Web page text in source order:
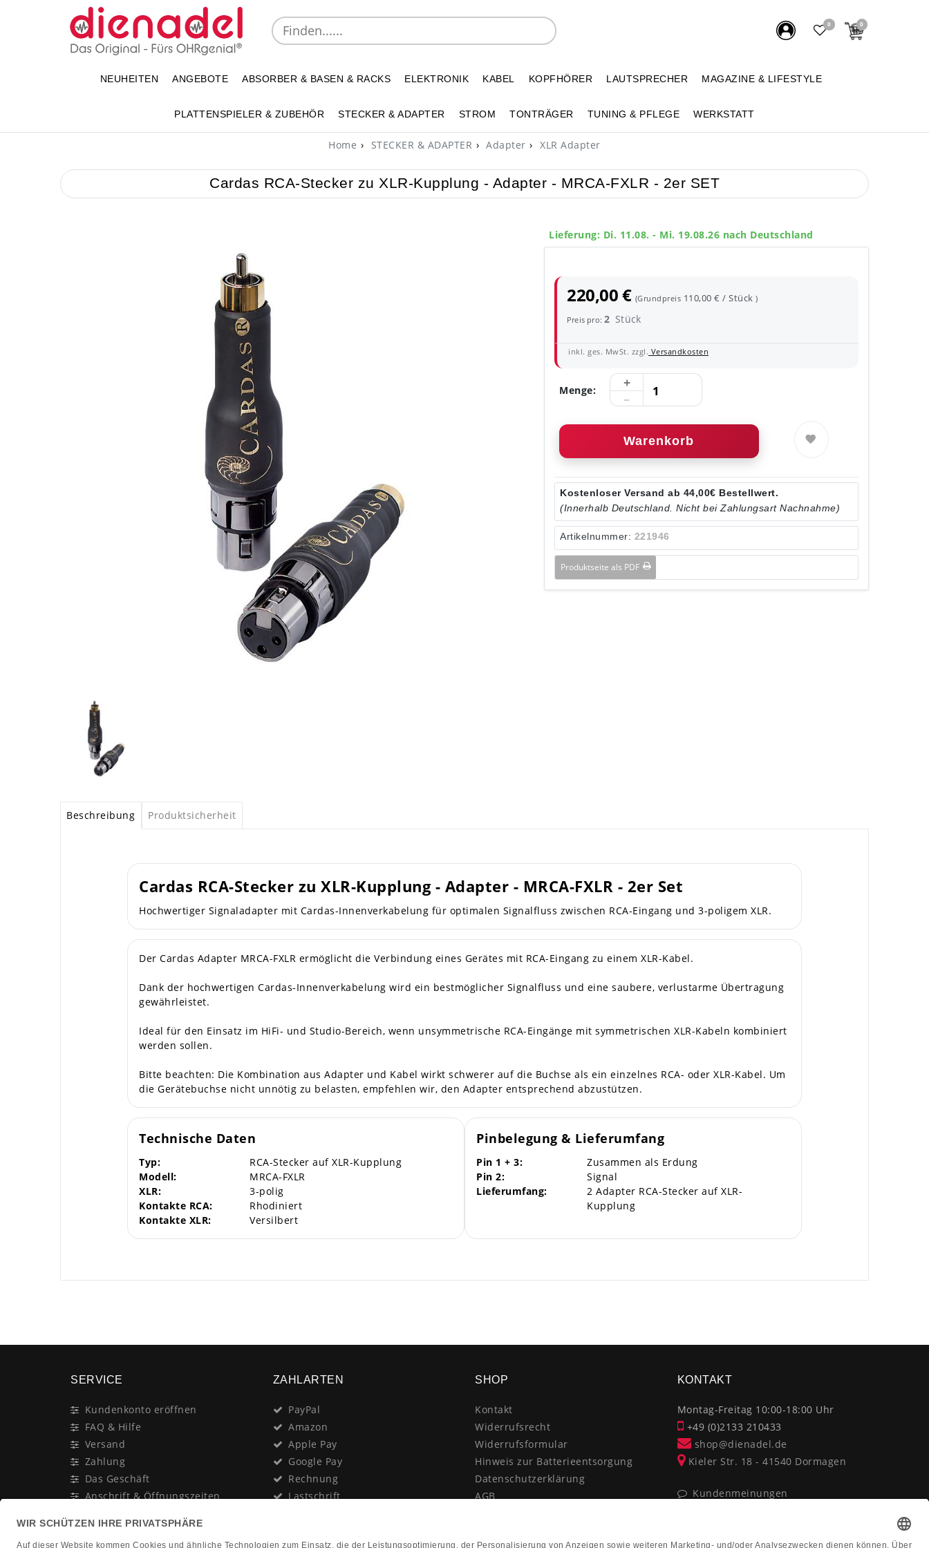
0 0
NEUHEITEN ANGEBOTE ABSORBER & BASEN & RACKS ELEKTRONIK KABEL KOPFHÖRER LAUTSPRECHER MAGAZINE & LIFESTYLE
PLATTENSPIELER & ZUBEHÖR STECKER & ADAPTER STROM TONTRÄGER TUNING & PFLEGE WERKSTATT
Home STECKER & ADAPTER Adapter XLR Adapter
Cardas RCA-Stecker zu XLR-Kupplung - Adapter - MRCA-FXLR - 2er SET
Lieferung: Di. 11.08. - Mi. 19.08.26 nach Deutschland
220,00 € (Grundpreis 110,00 € / Stück)
Preis pro:2 Stück
inkl. ges. MwSt. zzgl. Versandkosten
Menge:
Warenkorb
Kostenloser Versand ab 44,00€ Bestellwert.
(Innerhalb Deutschland. Nicht bei Zahlungsart Nachnahme)
Artikelnummer: 221946
Produktseite als PDF
Beschreibung Produktsicherheit
Cardas RCA-Stecker zu XLR-Kupplung - Adapter - MRCA-FXLR - 2er Set
Hochwertiger Signaladapter mit Cardas-Innenverkabelung für optimalen Signalfluss zwischen RCA-Eingang und 3-poligem XLR.
Der Cardas Adapter MRCA-FXLR ermöglicht die Verbindung eines Gerätes mit RCA-Eingang zu einem XLR-Kabel.
Dank der hochwertigen Cardas-Innenverkabelung wird ein bestmöglicher Signalfluss und eine saubere, verlustarme Übertragung
gewährleistet.
Ideal für den Einsatz im HiFi- und Studio-Bereich, wenn unsymmetrische RCA-Eingänge mit symmetrischen XLR-Kabeln kombiniert
werden sollen.
Bitte beachten: Die Kombination aus Adapter und Kabel wirkt schwerer auf die Buchse als ein einzelnes RCA- oder XLR-Kabel. Um
die Gerätebuchse nicht unnötig zu belasten, empfehlen wir, den Adapter entsprechend abzustützen.
Technische Daten
Typ:
RCA-Stecker auf XLR-Kupplung
Modell:
MRCA-FXLR
XLR:
3-polig
Kontakte RCA:
Rhodiniert
Kontakte XLR:
Versilbert
Pinbelegung & Lieferumfang
Pin 1 + 3:
Zusammen als Erdung
Pin 2:
Signal
Lieferumfang:
2 Adapter RCA-Stecker auf XLR-
Kupplung
SERVICE
Kundenkonto eröffnen
FAQ & Hilfe
Versand
Zahlung
Das Geschäft
Anschrift & Öffnungszeiten
Newsletter
ZAHLARTEN
PayPal
Amazon
Apple Pay
Google Pay
Rechnung
Lastschrift
SHOP
Kontakt
Widerrufsrecht
Widerrufsformular
Hinweis zur Batterieentsorgung
Datenschutzerklärung
AGB
Vertrag widerrufen
KONTAKT
Montag-Freitag 10:00-18:00 Uhr
+49 (0)2133 210433
shop@dienadel.de
Kieler Str. 18 - 41540 Dormagen
Kundenmeinungen